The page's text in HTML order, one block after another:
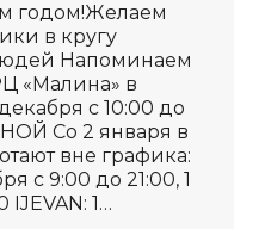
годом!Желаем
в кругу
Напоминаем
«Малина» в
с 10:00 до
Со 2 января в
вне графика:
с 9:00 до 21:00, 1
IJEVAN: 1…